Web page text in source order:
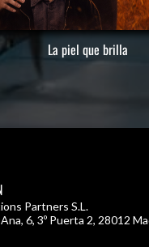
La piel que brilla
Partners S.L.
6, 3º Puerta 2, 28012